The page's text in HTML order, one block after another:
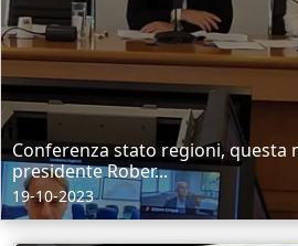
Conferenza stato regioni, questa
presidente Rober...
19-10-2023